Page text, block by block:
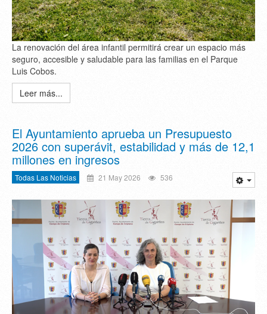
La renovación del área infantil permitirá crear un espacio más
seguro, accesible y saludable para las familias en el Parque
Luis Cobos.
Leer más...
El Ayuntamiento aprueba un Presupuesto
2026 con superávit, estabilidad y más de 12,1
millones en ingresos
Todas Las Noticias 21 May 2026 536